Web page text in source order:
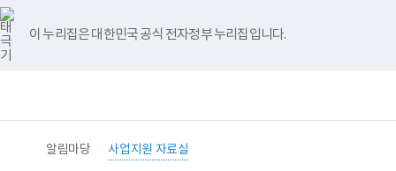
바
로
가
기
메
이 누리집은 대한민국 공식 전자정부 누리집입니다.
너
비
767px
이
하
운
기
관)
검
메
홈
알림마당 사업지원 자료실
유
튜
브
블
로
그
인
스
타
그
램
페
이
스
북